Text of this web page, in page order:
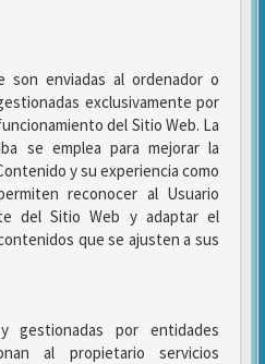
son enviadas al ordenador o
exclusivamente por
del Sitio Web. La
se emplea para mejorar la
y su experiencia como
reconocer al Usuario
del Sitio Web y adaptar el
que se ajusten a sus
gestionadas por entidades
al propietario servicios